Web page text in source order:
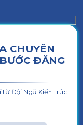
CHUYÊN
ĐĂNG
Đội Ngũ Kiến Trúc